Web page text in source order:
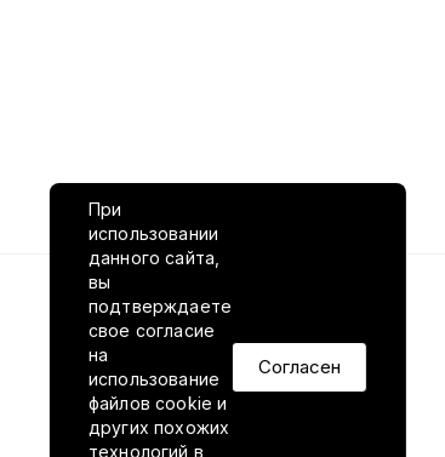
При
использовании
данного сайта,
вы
подтверждаете
свое согласие
на
использование
файлов cookie и
других похожих
технологий в
Согласен
VILED в соцсетях